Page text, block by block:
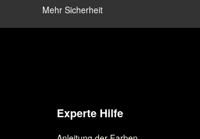
Mehr Sicherheit
Experte Hilfe